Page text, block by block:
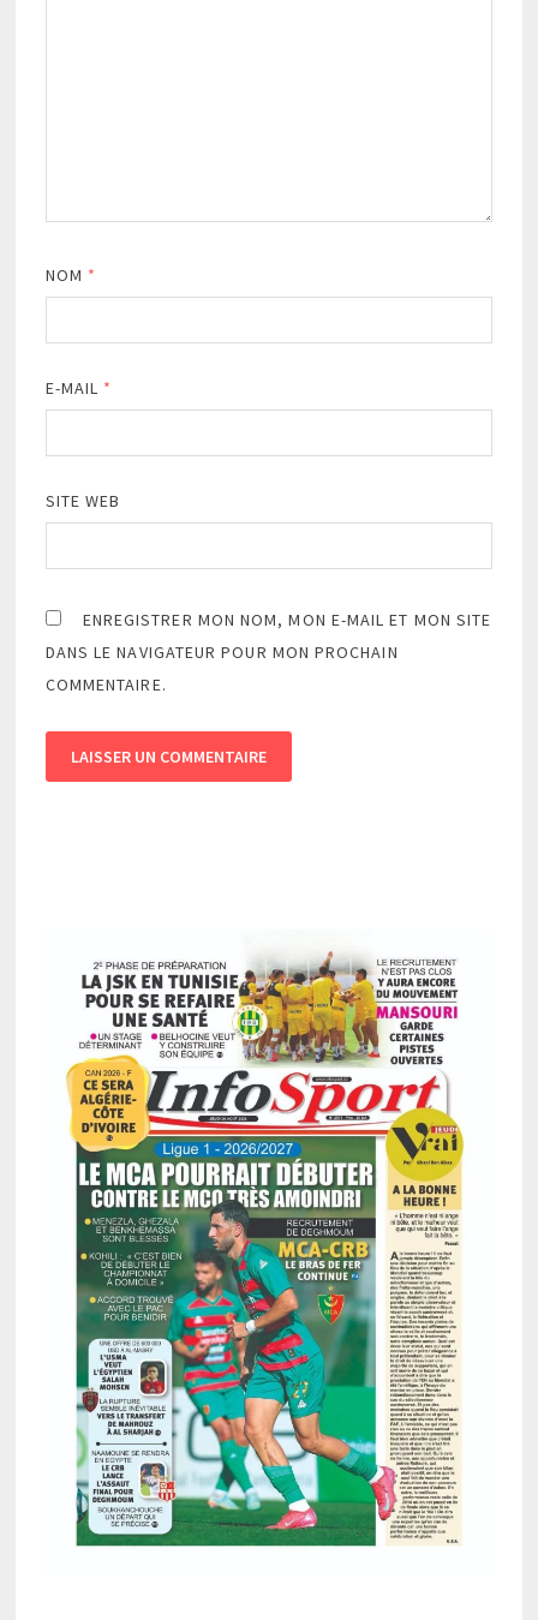
NOM *
E-MAIL *
SITE WEB
ENREGISTRER MON NOM, MON E-MAIL ET MON SITE
DANS LE NAVIGATEUR POUR MON PROCHAIN
COMMENTAIRE.